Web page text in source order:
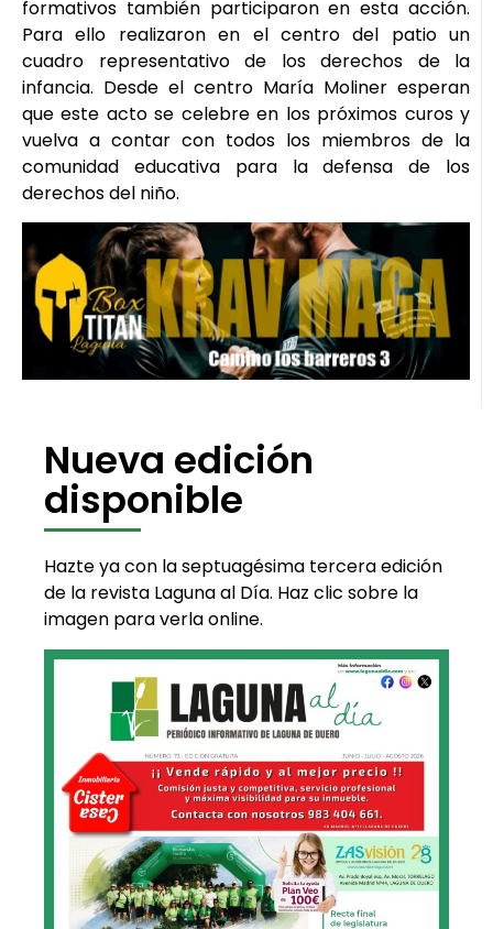
formativos también participaron en esta acción.
Para ello realizaron en el centro del patio un
cuadro representativo de los derechos de la
infancia. Desde el centro María Moliner esperan
que este acto se celebre en los próximos curos y
vuelva a contar con todos los miembros de la
comunidad educativa para la defensa de los
derechos del niño.
Nueva edición
disponible
Hazte ya con la septuagésima tercera edición
de la revista Laguna al Día. Haz clic sobre la
imagen para verla online.